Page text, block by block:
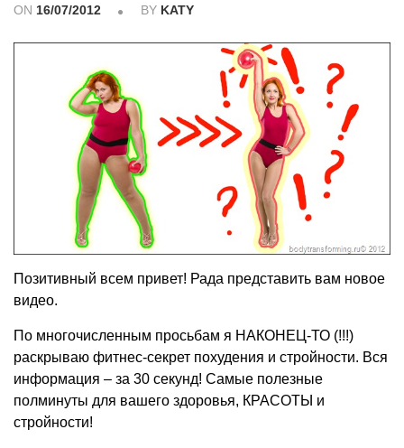
ON 16/07/2012 BY KATY
Позитивный всем привет! Рада представить вам новое
видео.
По многочисленным просьбам я НАКОНЕЦ-ТО (!!!)
раскрываю фитнес-секрет похудения и стройности. Вся
информация – за 30 секунд! Самые полезные
полминуты для вашего здоровья, КРАСОТЫ и
стройности!